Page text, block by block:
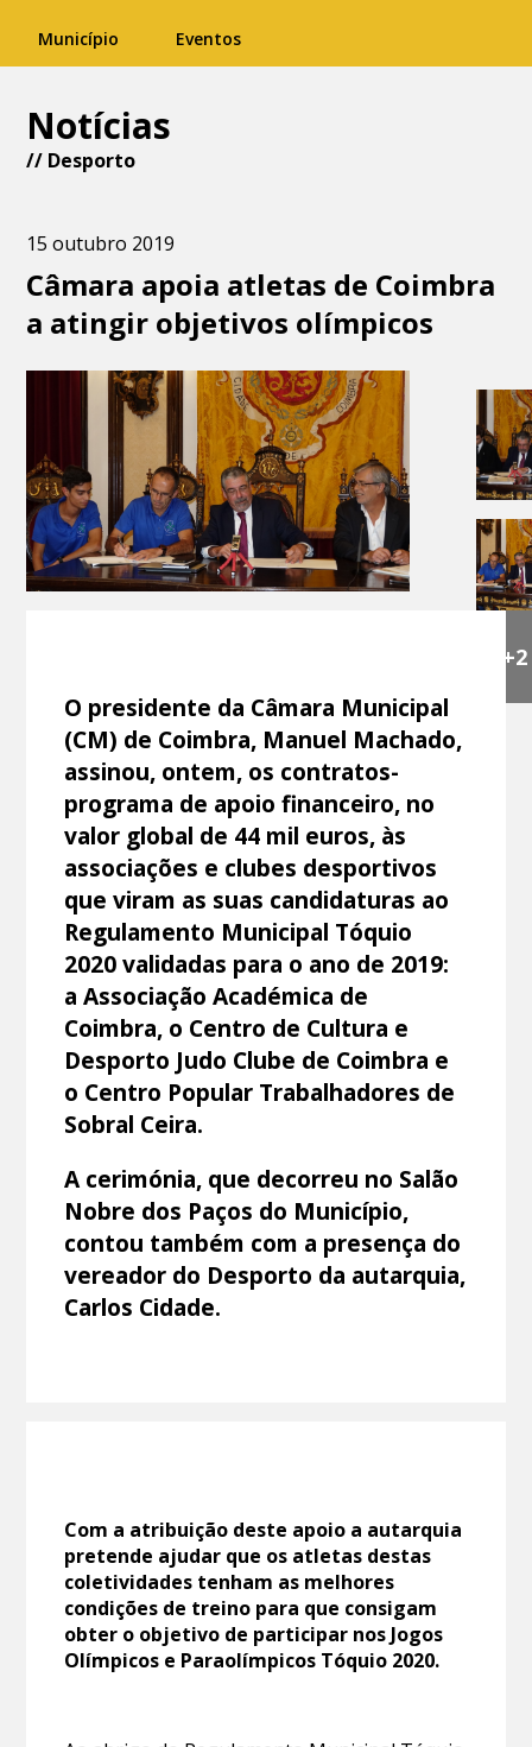
Município Eventos
Notícias
// Desporto
15 outubro 2019
Câmara apoia atletas de Coimbra
a atingir objetivos olímpicos
+2
O presidente da Câmara Municipal
(CM) de Coimbra, Manuel Machado,
assinou, ontem, os contratos-
programa de apoio financeiro, no
valor global de 44 mil euros, às
associações e clubes desportivos
que viram as suas candidaturas ao
Regulamento Municipal Tóquio
2020 validadas para o ano de 2019:
a Associação Académica de
Coimbra, o Centro de Cultura e
Desporto Judo Clube de Coimbra e
o Centro Popular Trabalhadores de
Sobral Ceira.
A cerimónia, que decorreu no Salão
Nobre dos Paços do Município,
contou também com a presença do
vereador do Desporto da autarquia,
Carlos Cidade.
Com a atribuição deste apoio a autarquia
pretende ajudar que os atletas destas
coletividades tenham as melhores
condições de treino para que consigam
obter o objetivo de participar nos Jogos
Olímpicos e Paraolímpicos Tóquio 2020.